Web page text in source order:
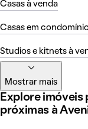
Casas à venda
Casas em
Studios e kitnets à
Mostrar mais
Explore imóveis
próximas à